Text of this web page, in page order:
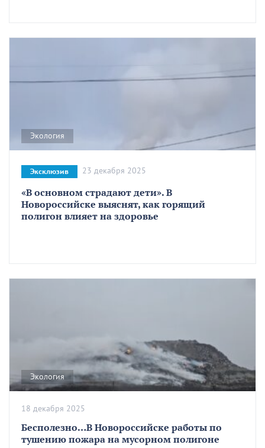
Экология
«В основном страдают дети». В
Новороссийске выяснят, как горящий
полигон влияет на здоровье
Эксклюзив 23 декабря 2025
Экология
Бесполезно…В Новороссийске работы по
тушению пожара на мусорном полигоне
18 декабря 2025